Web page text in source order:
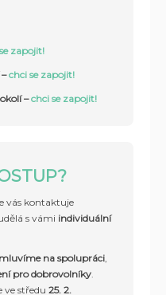
zapojit!
chci se zapojit!
–chci se zapojit!
vás kontaktuje
s vámi individuální
na spolupráci,
pro dobrovolníky.
ve středu 25. 2.